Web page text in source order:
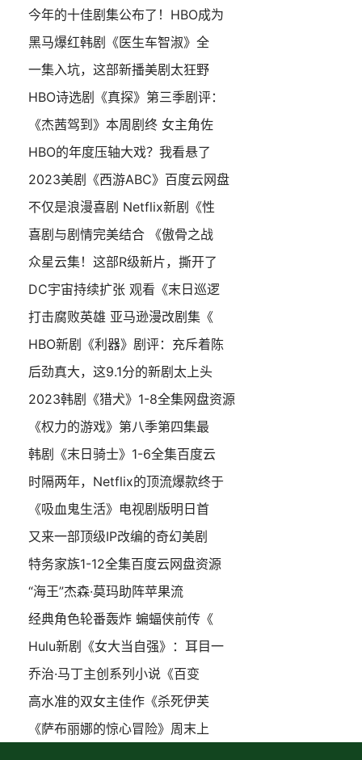
今年的十佳剧集公布了！HBO成为
黑马爆红韩剧《医生车智淑》全
一集入坑，这部新播美剧太狂野
HBO诗选剧《真探》第三季剧评：
《杰茜驾到》本周剧终 女主角佐
HBO的年度压轴大戏？我看悬了
2023美剧《西游ABC》百度云网盘
不仅是浪漫喜剧 Netflix新剧《性
喜剧与剧情完美结合 《傲骨之战
众星云集！这部R级新片，撕开了
DC宇宙持续扩张 观看《末日巡逻
打击腐败英雄 亚马逊漫改剧集《
HBO新剧《利器》剧评：充斥着陈
后劲真大，这9.1分的新剧太上头
2023韩剧《猎犬》1-8全集网盘资源
《权力的游戏》第八季第四集最
韩剧《末日骑士》1-6全集百度云
时隔两年，Netflix的顶流爆款终于
《吸血鬼生活》电视剧版明日首
又来一部顶级IP改编的奇幻美剧
特务家族1-12全集百度云网盘资源
“海王”杰森·莫玛助阵苹果流
经典角色轮番轰炸 蝙蝠侠前传《
Hulu新剧《女大当自强》：耳目一
乔治·马丁主创系列小说《百变
高水准的双女主佳作《杀死伊芙
《萨布丽娜的惊心冒险》周末上